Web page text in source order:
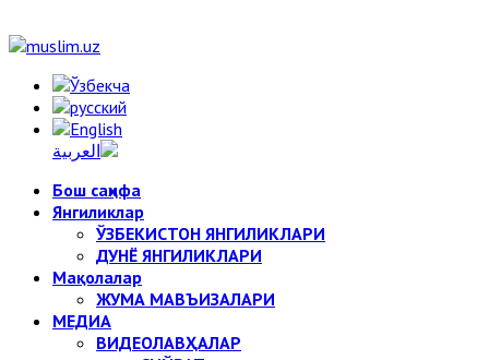
Бош саҳифа
Янгиликлар
ЎЗБЕКИСТОН ЯНГИЛИКЛАРИ
ДУНЁ ЯНГИЛИКЛАРИ
Мақолалар
ЖУМА МАВЪИЗАЛАРИ
МЕДИА
ВИДЕОЛАВҲАЛАР